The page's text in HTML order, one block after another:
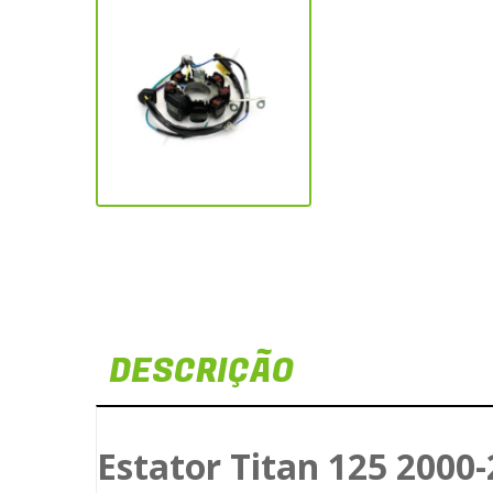
DESCRIÇÃO
Estator Titan 125